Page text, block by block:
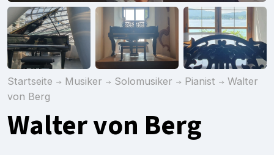
Startseite Musiker Solomusiker Pianist
Walter
von Berg
Walter von Berg